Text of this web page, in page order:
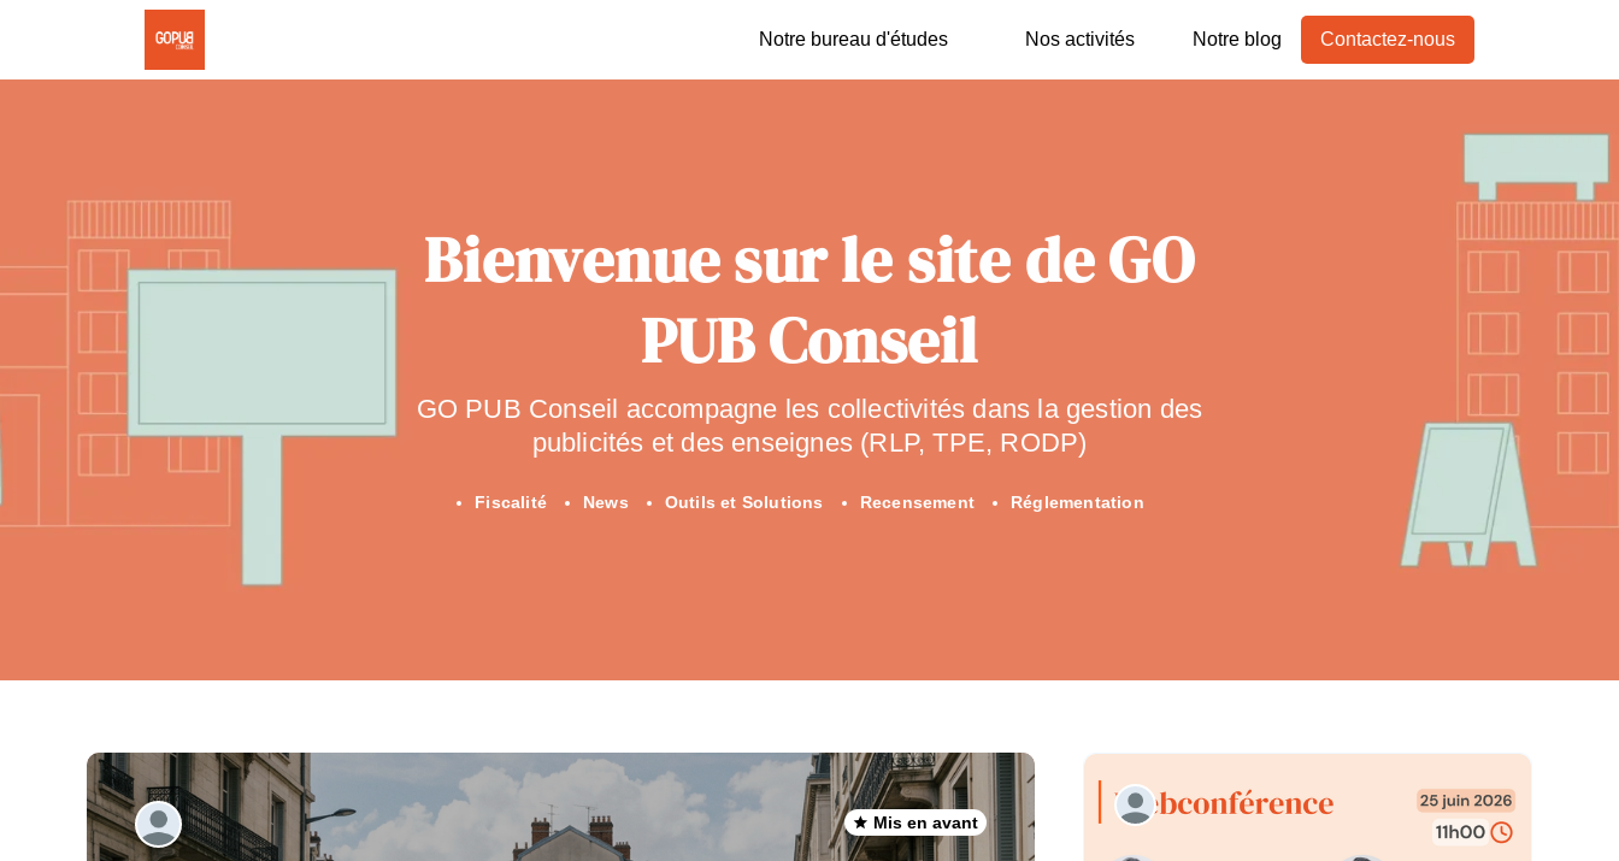
Notre bureau d'études Nos activités Notre blog Contactez-nous
Bienvenue sur le site de GO
PUB Conseil
GO PUB Conseil accompagne les collectivités dans la gestion des
publicités et des enseignes (RLP, TPE, RODP)
Fiscalité News Outils et Solutions Recensement Réglementation
Mis en avant